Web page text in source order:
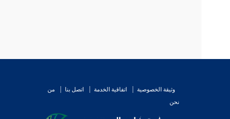
وثيقة الخصوصية اتفاقية الخدمة اتصل بنا
من
نحن